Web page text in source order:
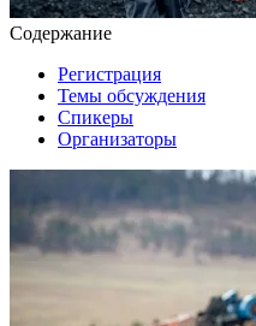
Содержание
Регистрация
Темы обсуждения
Спикеры
Организаторы